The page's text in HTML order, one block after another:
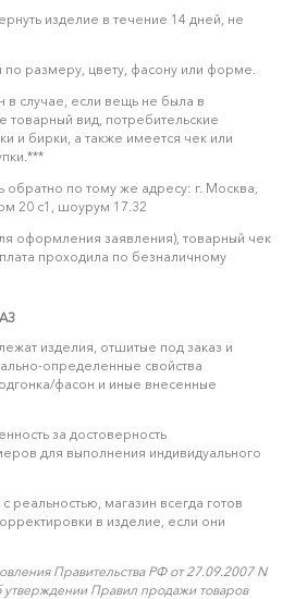
изделие в течение 14 дней, не
размеру, цвету, фасону или форме.
в случае, если вещь не была в
товарный вид, потребительские
и бирки, а также имеется чек или
по тому же адресу: г. Москва,
20 с1, шоурум 17.32
оформления заявления), товарный чек
проходила по безналичному
изделия, отшитые под заказ и
определенные свойства
фасон и иные внесенные
за достоверность
для выполнения индивидуального
реальностью, магазин всегда готов
в изделие, если они
Правительства РФ от 27.09.2007 N
Правил продажи товаров